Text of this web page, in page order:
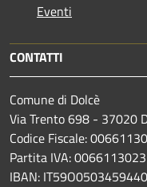
Eventi
CONTATTI
Comune di Dolcè
Via Trento 698 - 37020
Codice Fiscale:
Partita IVA:
IBAN: